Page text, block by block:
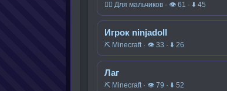
🧍‍♂️ Для мальчиков · 👁 61 · ⬇ 45
Игрок ninjadoll
⛏️ Minecraft · 👁 33 · ⬇ 26
Лаг
⛏️ Minecraft · 👁 79 · ⬇ 52